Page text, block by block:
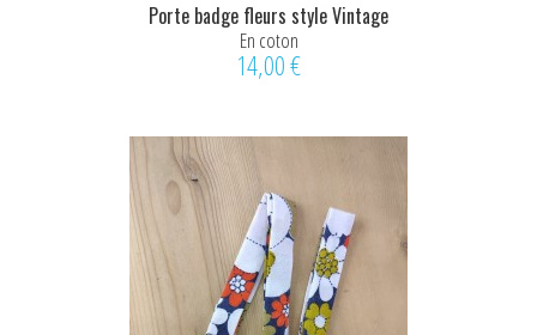
Porte badge fleurs style Vintage
En coton
14,00 €